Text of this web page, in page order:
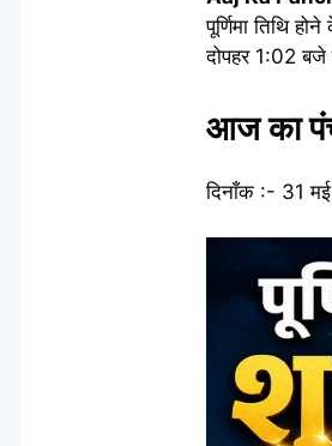
पूर्णिमा तिथि
दोपहर 1:02 बजे
आज का
दिनाँक :- 31